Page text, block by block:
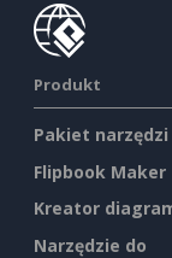
Produkt
Pakiet narzędzi
Flipbook Maker
Kreator
Narzędzie do